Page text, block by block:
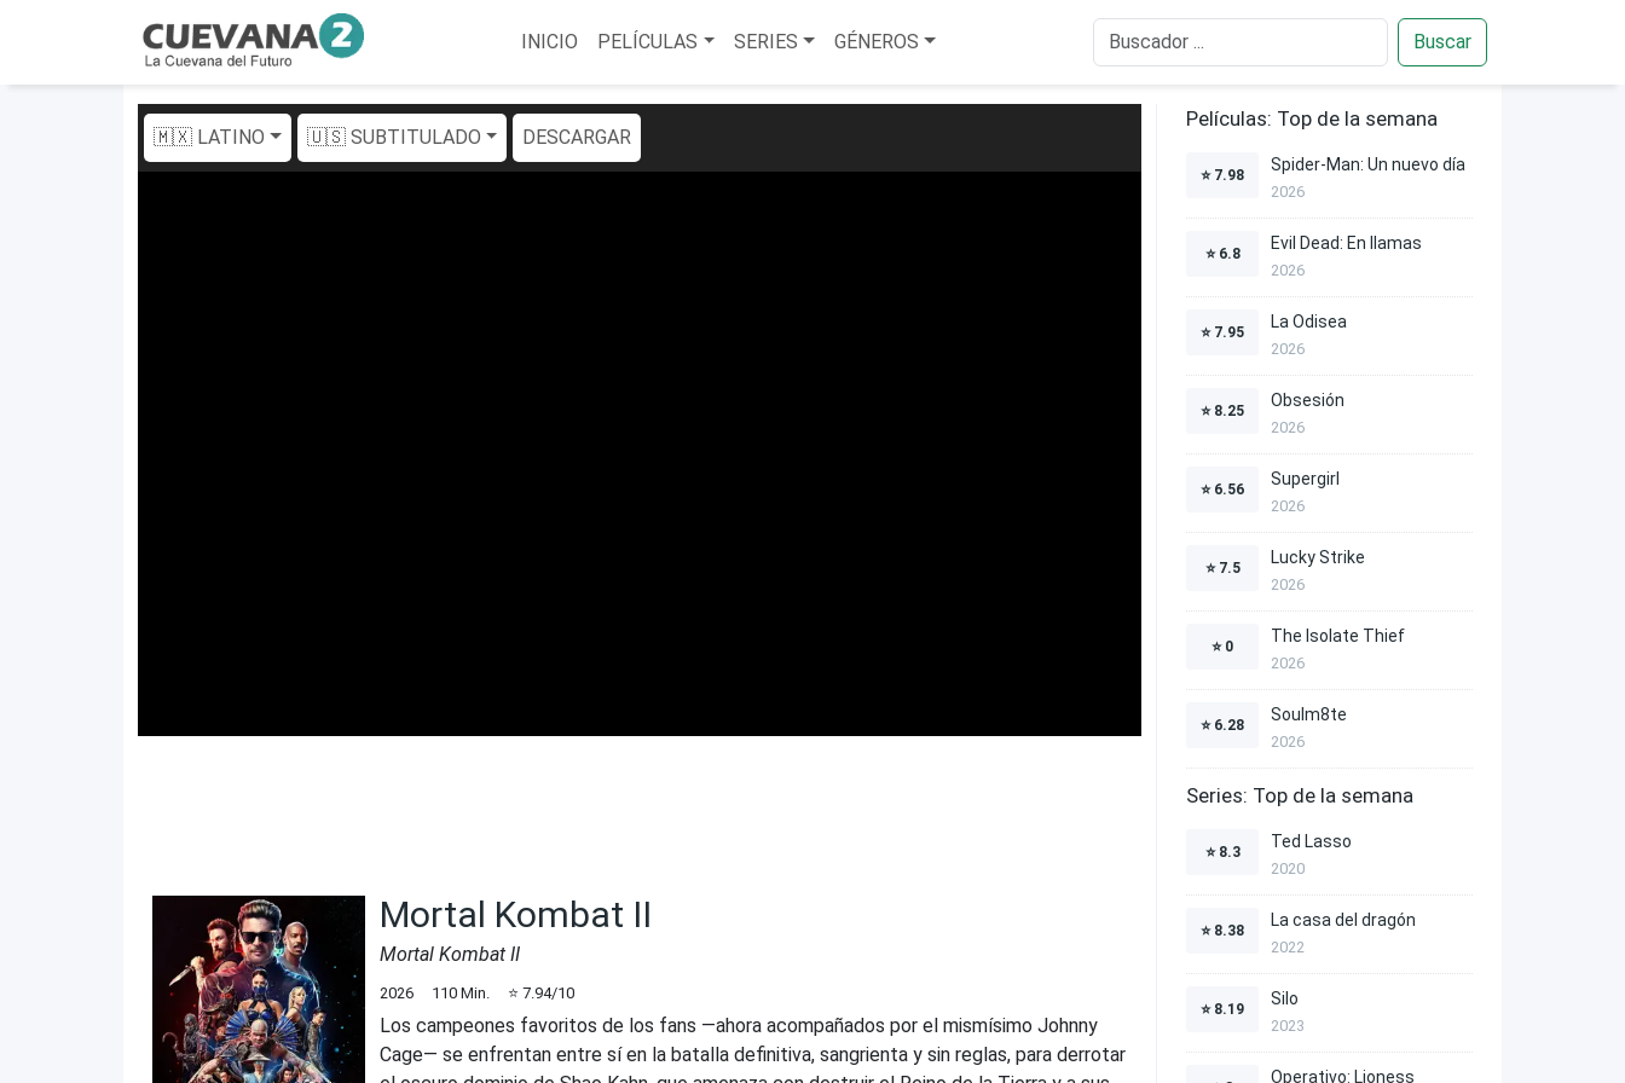
INICIO PELÍCULAS SERIES GÉNEROS Buscar
🇲🇽 LATINO 🇺🇸 SUBTITULADO DESCARGAR
Mortal Kombat II
Mortal Kombat II
2026 110 Min. ⭐ 7.94/10
Los campeones favoritos de los fans —ahora acompañados por el mismísimo Johnny
Cage— se enfrentan entre sí en la batalla definitiva, sangrienta y sin reglas, para derrotar
Películas: Top de la semana
⭐ 7.98
Spider-Man: Un nuevo día
2026
⭐ 6.8
Evil Dead: En llamas
2026
⭐ 7.95
La Odisea
2026
⭐ 8.25
Obsesión
2026
⭐ 6.56
Supergirl
2026
⭐ 7.5
Lucky Strike
2026
⭐ 0
The Isolate Thief
2026
⭐ 6.28
Soulm8te
2026
Series: Top de la semana
⭐ 8.3
Ted Lasso
2020
⭐ 8.38
La casa del dragón
2022
⭐ 8.19
Silo
2023
Operativo: Lioness